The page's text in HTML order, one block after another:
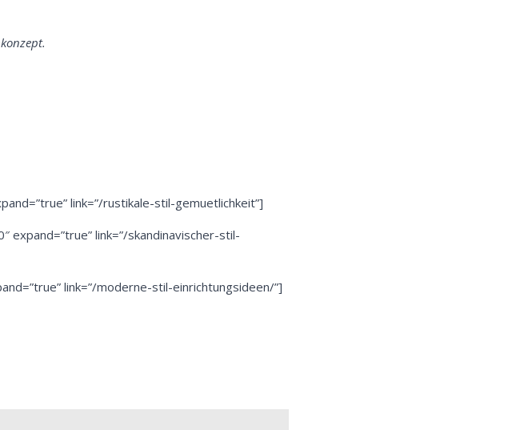
link=”/rustikale-stil-gemuetlichkeit”]
expand=”true” link=”/skandinavischer-stil-
link=”/moderne-stil-einrichtungsideen/”]